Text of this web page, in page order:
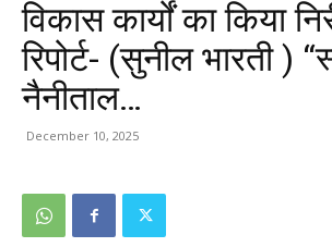
विकास कार्यों का किया
रिपोर्ट- (सुनील भारती )
नैनीताल…
December 10, 2025